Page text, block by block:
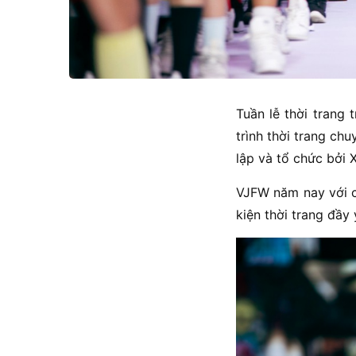
Tuần lễ thời trang
trình thời trang
lập và tổ chức bởi
VJFW năm nay với
kiện thời trang